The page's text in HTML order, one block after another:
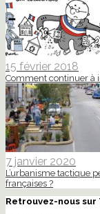
15 février 2018
Comment continuer à
7 janvier 2020
L’urbanisme tactique
françaises ?
Retrouvez-nous